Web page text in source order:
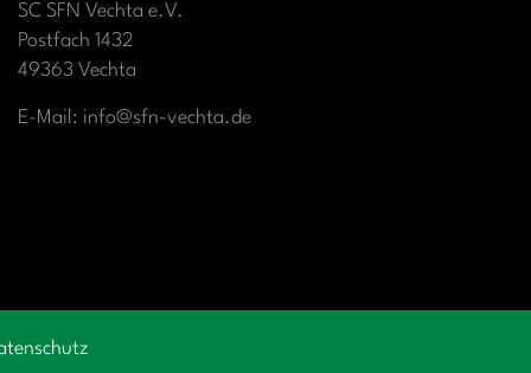
SC SFN Vechta e.V.
Postfach 1432
49363 Vechta
E-Mail: info@sfn-vechta.de